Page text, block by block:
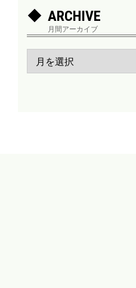
ARCHIVE
月間アーカイブ